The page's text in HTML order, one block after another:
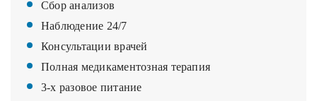
Сбор анализов
Наблюдение 24/7
Консультации врачей
Полная медикаментозная терапия
3-х разовое питание